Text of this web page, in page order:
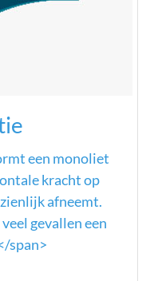
een monoliet
kracht op
afneemt.
gevallen een
span>